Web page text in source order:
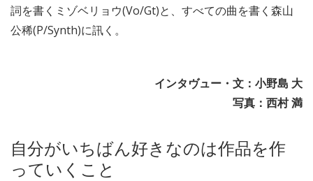
詞を書くミゾベリョウ(Vo/Gt)と、すべての曲を書く森山
公稀(P/Synth)に訊く。
インタヴュー・文：小野島 大
写真：西村 満
自分がいちばん好きなのは作品を作
っていくこと